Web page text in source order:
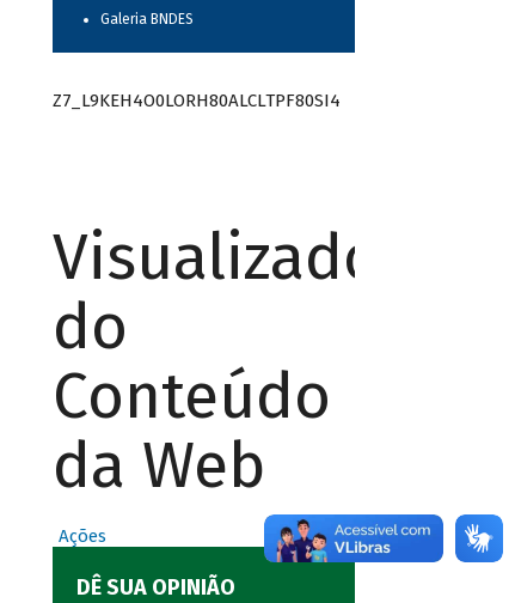
Galeria BNDES
Z7_L9KEH4O0LORH80ALCLTPF80SI4
Visualizador
do
Conteúdo
da Web
Ações
DÊ SUA OPINIÃO